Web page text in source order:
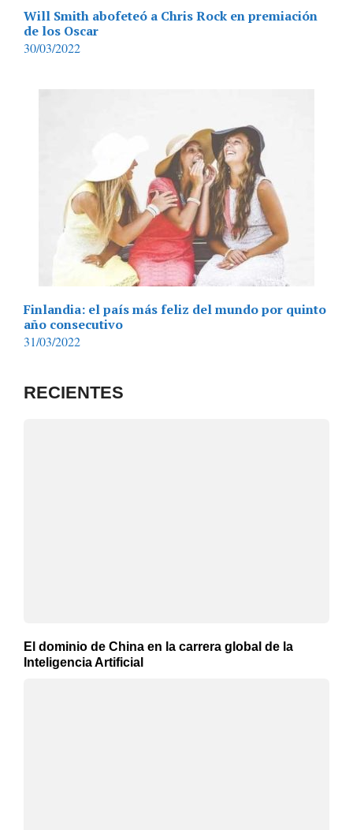
Will Smith abofeteó a Chris Rock en premiación
de los Oscar
30/03/2022
Finlandia: el país más feliz del mundo por quinto
año consecutivo
31/03/2022
RECIENTES
El dominio de China en la carrera global de la
Inteligencia Artificial